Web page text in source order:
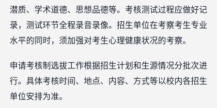
潜质、学术道德、思想品德等。考核测试过程应做好记
录，测试环节全程录音录像。招生单位在考察考生专业
水平的同时，须加强对考生心理健康状况的考察。
申请考核制选拔工作根据招生计划和生源情况分批次进
行。具体考核时间、地点、内容、方式等以校内各招生
单位安排为准。